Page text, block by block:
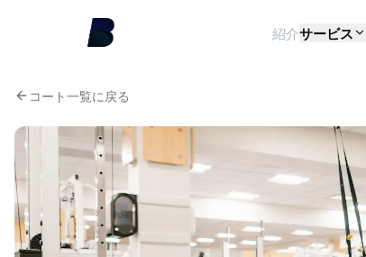
紹介サービス
コート一覧に戻る